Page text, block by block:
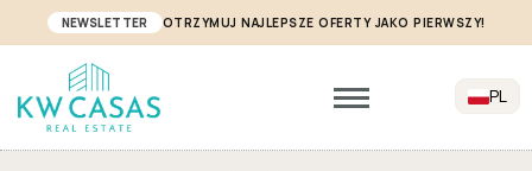
NEWSLETTER OTRZYMUJ NAJLEPSZE OFERTY JAKO PIERWSZY!
PL